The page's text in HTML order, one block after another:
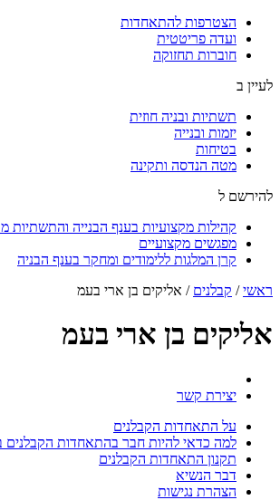
הצטרפות להתאחדות
ועדה פריטטית
חוברות תחזוקה
לעיין ב
תשתיות ובניה חוזית
יזמות ובנייה
בטיחות
מטה הנדסה ותקינה
להירשם ל
קהילות מקצועיות בענף הבנייה והתשתיות
מפגשים מקצועיים
קרן המלגות ללימודים ומחקר בענף הבניה
ראשי/ קבלנים / אליקים בן ארי בעמ
אליקים בן ארי בעמ
יצירת קשר
על התאחדות הקבלנים
למה כדאי להיות חבר בהתאחדות הקבלנים
תקנון התאחדות הקבלנים
דבר הנשיא
הצהרת נגישות